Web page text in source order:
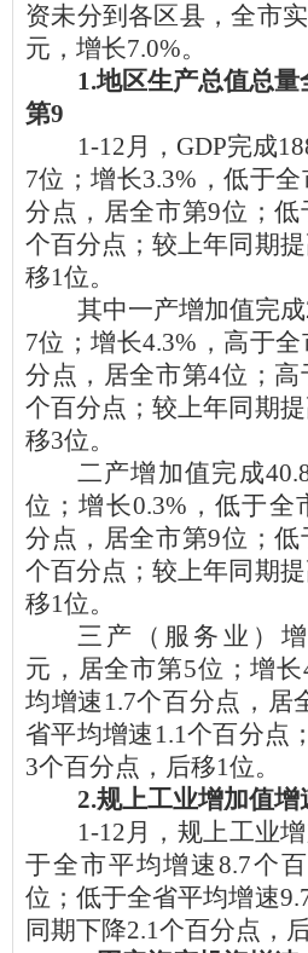
资未分到各区县，全市
元， 增长7.0%。
1.地区生产总值总量
第9
1-12月
， GDP完成
7位；增长3.3%，低于全
分点，居全市第9位； 低
个百分点；较上年同期
移1位。
其中一产增加值完成
7位；增长4.3%， 高于全
分点，居全市第4位； 高
个百分点；较上年同期
移3位。
二产增加值完成
位；增长0.3%，低于全
分点，居全市第9位 ； 低
个百分点；较上年同期
移1位。
三产（服务业）
元，居全市第5位；增长
均增速 1.7个百分点，居
省平均增速 1.1个百分点
3个百分点， 后移1位。
2.规上工业增加值增
1-12月
，规上工业
于全市平均增速8.7个
位；低于全省平均增速
同期下降2.1个百分点，